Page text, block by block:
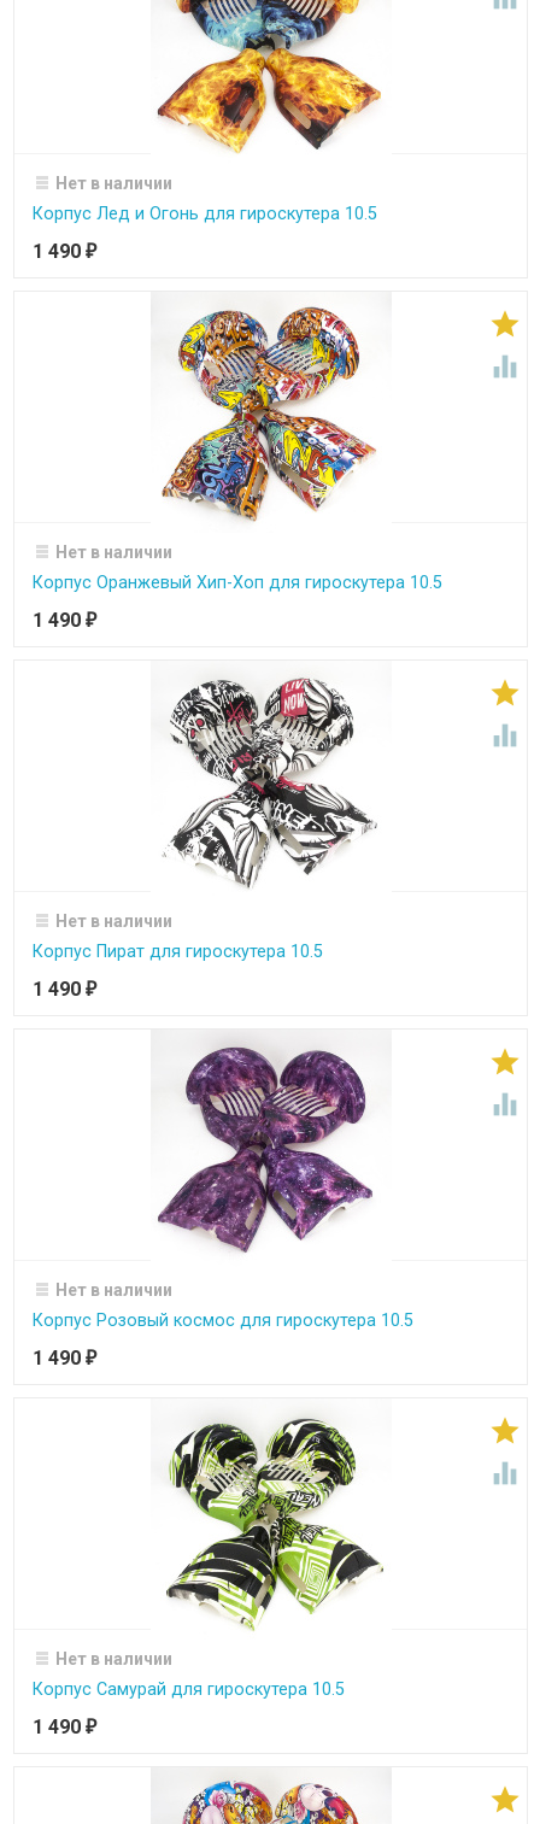
Нет в наличии
Корпус Лед и Огонь для гироскутера 10.5
1 490 ₽


Нет в наличии
Корпус Оранжевый Хип-Хоп для гироскутера 10.5
1 490 ₽


Нет в наличии
Корпус Пират для гироскутера 10.5
1 490 ₽


Нет в наличии
Корпус Розовый космос для гироскутера 10.5
1 490 ₽


Нет в наличии
Корпус Самурай для гироскутера 10.5
1 490 ₽
